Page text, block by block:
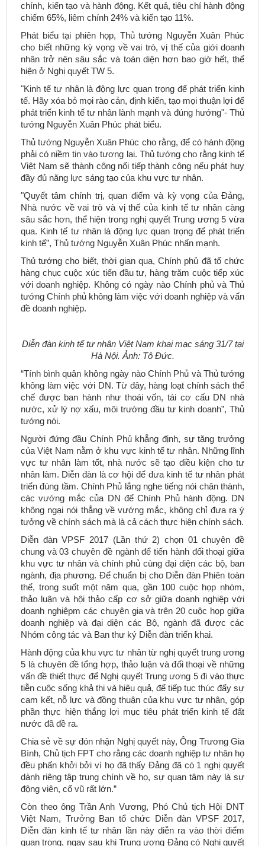
chính, kiến tạo và hành động. Kết quả, tiêu chí hành động
chiếm 65%, liêm chính 24% và kiến tạo 11%.
Phát biểu tại phiên họp, Thủ tướng Nguyễn Xuân Phúc
cho biết những kỳ vọng về vai trò, vị thế của giới doanh
nhân trở nên sâu sắc và toàn diện hơn bao giờ hết, thể
hiện ở Nghị quyết TW 5.
"Kinh tế tư nhân là động lực quan trọng để phát triển kinh
tế. Hãy xóa bỏ mọi rào cản, định kiến, tạo mọi thuận lợi để
phát triển kinh tế tư nhân lành mạnh và đúng hướng"- Thủ
tướng Nguyễn Xuân Phúc phát biểu.
Thủ tướng Nguyễn Xuân Phúc cho rằng, để có hành động
phải có niềm tin vào tương lai. Thủ tướng cho rằng kinh tế
Việt Nam sẽ thành công nối tiếp thành công nếu phát huy
đầy đủ năng lực sáng tạo của khu vực tư nhân.
"Quyết tâm chính trị, quan điểm và kỳ vọng của Đảng,
Nhà nước về vai trò và vị thế của kinh tế tư nhân càng
sâu sắc hơn, thể hiện trong nghị quyết Trung ương 5 vừa
qua. Kinh tế tư nhân là động lực quan trọng để phát triển
kinh tế”, Thủ tướng Nguyễn Xuân Phúc nhấn mạnh.
Thủ tướng cho biết, thời gian qua, Chính phủ đã tổ chức
hàng chục cuộc xúc tiến đầu tư, hàng trăm cuộc tiếp xúc
với doanh nghiệp. Không có ngày nào Chính phủ và Thủ
tướng Chính phủ không làm việc với doanh nghiệp và vấn
đề doanh nghiệp.
Diễn đàn kinh tế tư nhân Việt Nam khai mạc sáng 31/7 tại
Hà Nội. Ảnh: Tô Đức.
“Tính bình quân không ngày nào Chính Phủ và Thủ tướng
không làm việc với DN. Từ đây, hàng loạt chính sách thể
chế được ban hành như thoái vốn, tái cơ cấu DN nhà
nước, xử lý nợ xấu, môi trường đầu tư kinh doanh”, Thủ
tướng nói.
Người đứng đầu Chính Phủ khẳng định, sự tăng trưởng
của Việt Nam nằm ở khu vực kinh tế tư nhân. Những lĩnh
vực tư nhân làm tốt, nhà nước sẽ tạo điều kiện cho tư
nhân làm. Diễn đàn là cơ hội để đưa kinh tế tư nhân phát
triển đúng tầm. Chính Phủ lắng nghe tiếng nói chân thành,
các vướng mắc của DN để Chính Phủ hành động. DN
không ngại nói thẳng về vướng mắc, không chỉ đưa ra ý
tưởng về chính sách mà là cả cách thực hiện chính sách.
Diễn đàn VPSF 2017 (Lần thứ 2) chọn 01 chuyên đề
chung và 03 chuyên đề ngành để tiến hành đối thoại giữa
khu vực tư nhân và chính phủ cùng đại diện các bộ, ban
ngành, địa phương. Để chuẩn bị cho Diễn đàn Phiên toàn
thể, trong suốt một năm qua, gần 100 cuộc họp nhóm,
thảo luận và hội thảo cấp cơ sở giữa doanh nghiệp với
doanh nghiệpm các chuyên gia và trên 20 cuộc họp giữa
doanh nghiệp và đại diện các Bộ, ngành đã được các
Nhóm công tác và Ban thư ký Diễn đàn triển khai.
Hành động của khu vực tư nhân từ nghị quyết trung ương
5 là chuyên đề tổng hợp, thảo luận và đối thoại về những
vấn đề thiết thực để Nghị quyết Trung ương 5 đi vào thực
tiễn cuộc sống khả thi và hiệu quả, để tiếp tục thúc đẩy sự
cam kết, nỗ lực và đồng thuận của khu vực tư nhân, góp
phần thực hiện thắng lợi mục tiêu phát triển kinh tế đất
nước đã đề ra.
Chia sẻ về sự đón nhận Nghị quyết này, Ông Trương Gia
Bình, Chủ tịch FPT cho rằng các doanh nghiệp tư nhân họ
đều phấn khởi bởi vì họ đã thấy Đảng đã có 1 nghị quyết
dành riêng tập trung chính về họ, sự quan tâm này là sự
động viên, cổ vũ rất lớn.”
Còn theo ông Trần Anh Vương, Phó Chủ tịch Hội DNT
Việt Nam, Trưởng Ban tổ chức Diễn đàn VPSF 2017,
Diễn đàn kinh tế tư nhân lần này diễn ra vào thời điểm
quan trọng, ngay sau khi Trung ương Đảng có Nghị quyết